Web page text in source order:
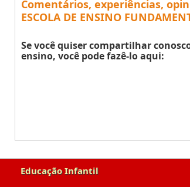
Comentários, experiências,
ESCOLA DE ENSINO
Se você quiser compartilhar
ensino, você pode fazê-lo aqui:
Educação Infantil